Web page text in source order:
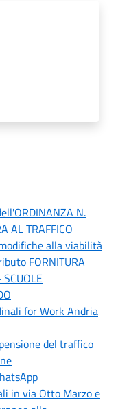
N.
AL TRAFFICO
modifiche alla viabilità
FORNITURA
for Work Andria
del traffico
in via Otto Marzo e